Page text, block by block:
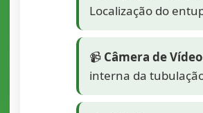
Localização do
📹 Câmera de
interna da